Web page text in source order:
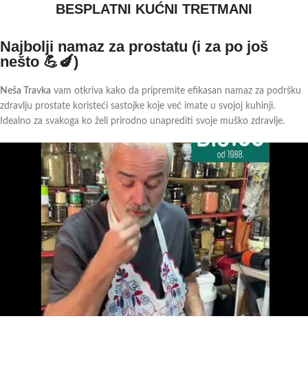
BESPLATNI KUĆNI TRETMANI
Najbolji namaz za prostatu (i za po još
nešto 💪🍆)
Neša Travka vam otkriva kako da pripremite efikasan namaz za podršku
zdravlju prostate koristeći sastojke koje već imate u svojoj kuhinji.
Idealno za svakoga ko želi prirodno unaprediti svoje muško zdravlje.